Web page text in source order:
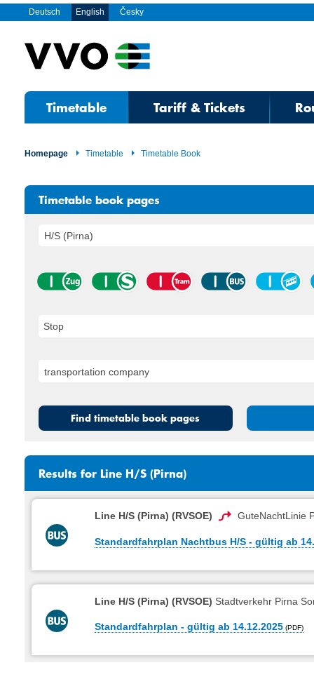
Deutsch English Česky
Timetable Tariff & Tickets
Homepage Timetable Timetable Book
Timetable book pages
Stop
Find timetable book pages
Results for Line H/S (Pirna)
Line H/S (Pirna) (RVSOE) GuteNachtLinie
Standardfahrplan Nachtbus H/S - gültig ab
Line H/S (Pirna) (RVSOE) Stadtverkehr Pirna
Standardfahrplan - gültig ab 14.12.2025